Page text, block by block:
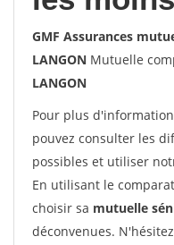
GMF Assurances
LANGON Mutuelle
LANGON
Pour plus
pouvez consulter les
possibles et utiliser
En utilisant le
choisir sa mutuelle
déconvenues.